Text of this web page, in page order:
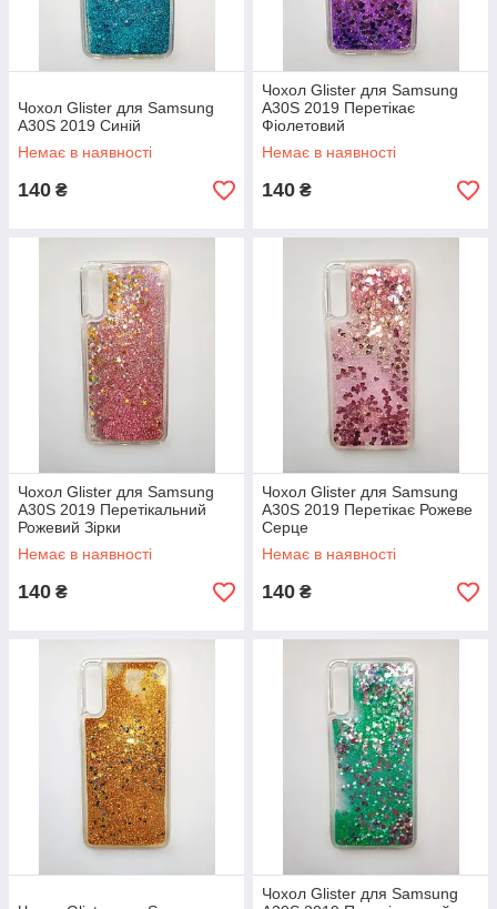
Чохол Glister для Samsung
A30S 2019 Синій
Немає в наявності
140 ₴
Чохол Glister для Samsung
A30S 2019 Перетікає
Фіолетовий
Немає в наявності
140 ₴
Чохол Glister для Samsung
A30S 2019 Перетікальний
Рожевий Зірки
Немає в наявності
140 ₴
Чохол Glister для Samsung
A30S 2019 Перетікає Рожеве
Серце
Немає в наявності
140 ₴
Чохол Glister для Samsung